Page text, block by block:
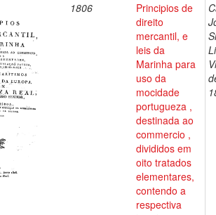
1806
Principios de
direito
mercantil, e
leis da
Marinha para
uso da
mocidade
portugueza ,
destinada ao
commercio ,
divididos em
oito tratados
elementares,
contendo a
respectiva